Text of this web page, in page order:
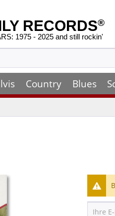
RECORDS®
1975 - 2025 and still rockin'
Country Blues